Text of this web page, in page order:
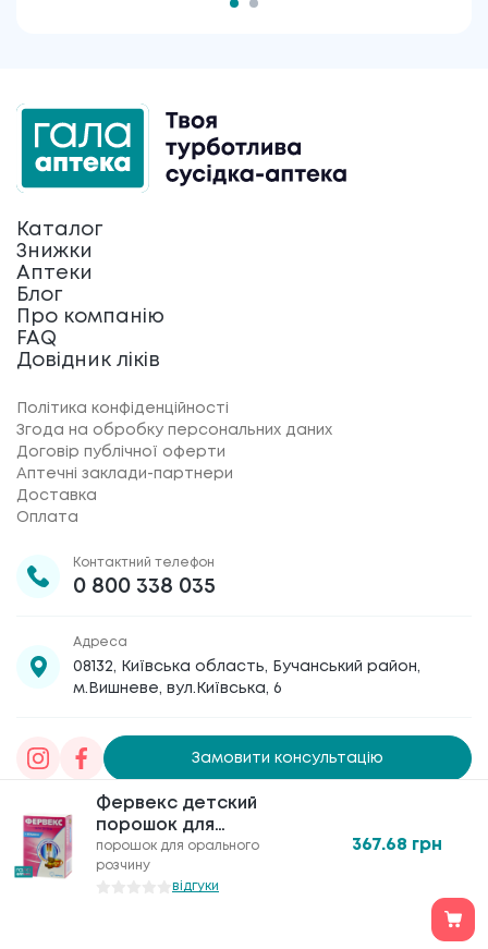
Фервекс детский
порошок для
орального розчину №8
порошок для орального
розчину
відгуки
367.68 грн
Каталог
Знижки
Аптеки
Блог
Про компанію
FAQ
Довідник ліків
Політика конфіденційності
Згода на обробку персональних даних
Договір публічної оферти
Аптечні заклади-партнери
Доставка
Оплата
Контактний телефон
0 800 338 035
Адреса
08132, Київська область, Бучанський район,
м.Вишневе, вул.Київська, 6
Замовити консультацію
Товариство з обмеженою відповідальністю
«Галафарм», код ЄДРПОУ 30886474 © 2020-2026